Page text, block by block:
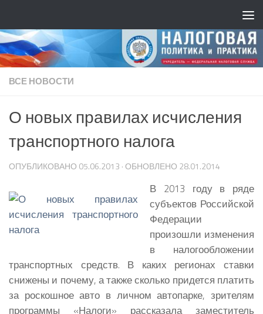
ВСЕ НОВОСТИ
О новых правилах исчисления
транспортного налога
ОПУБЛИКОВАНО 05.06.2013 · ОБНОВЛЕНО 28.01.2014
В 2013 году в ряде
субъектов Российской
Федерации
произошли изменения
в налогообложении
транспортных средств. В каких регионах ставки
снижены и почему, а также сколько придется платить
за роскошное авто в личном автопарке, зрителям
программы «Налоги» рассказала заместитель